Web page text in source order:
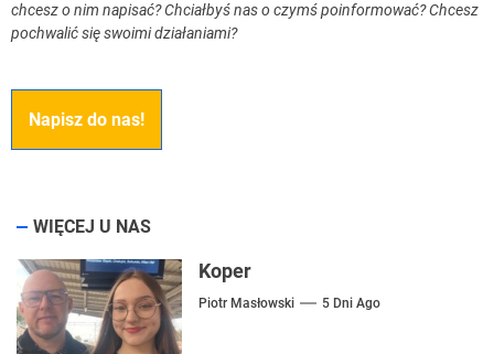
chcesz o nim napisać? Chciałbyś nas o czymś poinformować? Chcesz
pochwalić się swoimi działaniami?
Napisz do nas!
WIĘCEJ U NAS
Koper
Piotr Masłowski 5 Dni Ago